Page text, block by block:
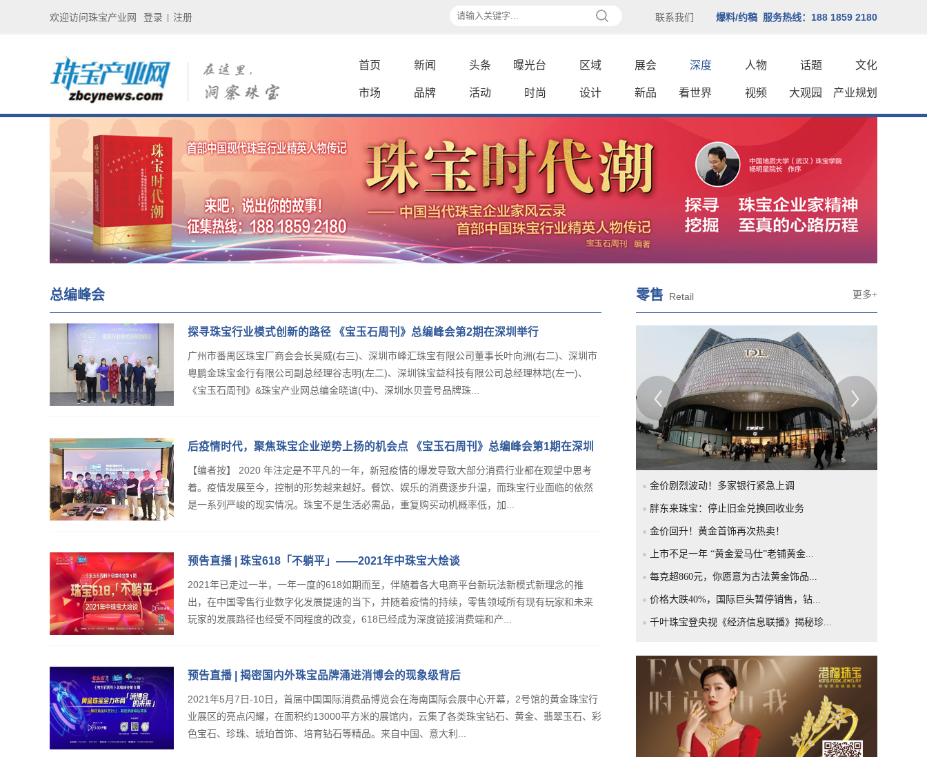
欢迎访问珠宝产业网 登录 注册 联系我们 爆料/约稿 服务热线：188 1859 2180
首页 新闻 头条 曝光台 区域 展会 深度 人物 话题 文化
市场 品牌 活动 时尚 设计 新品 看世界 视频 大观园 产业规划
总编峰会
探寻珠宝行业模式创新的路径 《宝玉石周刊》总编峰会第2期在深圳举行
广州市番禺区珠宝厂商会会长吴威(右三)、深圳市峰汇珠宝有限公司董事长叶向洲(右二)、深圳市
粵鹏金珠宝金行有限公司副总经理谷志明(左二)、深圳铢宝益科技有限公司总经理林垲(左一)、
《宝玉石周刊》&珠宝产业网总编金晓谊(中)、深圳水贝壹号品牌珠...
后疫情时代，聚焦珠宝企业逆势上扬的机会点 《宝玉石周刊》总编峰会第1期在深圳
举行
【编者按】 2020 年注定是不平凡的一年，新冠疫情的爆发导致大部分消费行业都在观望中思考
着。疫情发展至今，控制的形势越来越好。餐饮、娱乐的消费逐步升温，而珠宝行业面临的依然
是一系列严峻的现实情况。珠宝不是生活必需品，重复购买动机概率低，加...
预告直播 | 珠宝618「不躺平」——2021年中珠宝大烩谈
2021年已走过一半，一年一度的618如期而至，伴随着各大电商平台新玩法新模式新理念的推
出，在中国零售行业数字化发展提速的当下，并随着疫情的持续，零售领域所有现有玩家和未来
玩家的发展路径也经受不同程度的改变，618已经成为深度链接消费端和产...
预告直播 | 揭密国内外珠宝品牌涌进消博会的现象级背后
2021年5月7日-10日，首届中国国际消费品博览会在海南国际会展中心开幕，2号馆的黄金珠宝行
业展区的亮点闪耀，在面积约13000平方米的展馆内，云集了各类珠宝钻石、黄金、翡翠玉石、彩
色宝石、珍珠、琥珀首饰、培育钻石等精品。来自中国、意大利...
零售 Retail 更多+
金价剧烈波动！多家银行紧急上调
胖东来珠宝：停止旧金兑换回收业务
金价回升！黄金首饰再次热卖！
上市不足一年 “黄金爱马仕”老铺黄金...
每克超860元，你愿意为古法黄金饰品...
价格大跌40%，国际巨头暂停销售，钻...
千叶珠宝登央视《经济信息联播》揭秘珍...